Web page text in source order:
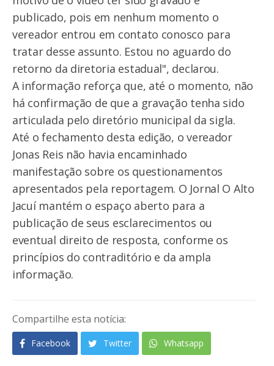
publicado, pois em nenhum momento o
vereador entrou em contato conosco para
tratar desse assunto. Estou no aguardo do
retorno da diretoria estadual", declarou.
A informação reforça que, até o momento, não
há confirmação de que a gravação tenha sido
articulada pelo diretório municipal da sigla.
Até o fechamento desta edição, o vereador
Jonas Reis não havia encaminhado
manifestação sobre os questionamentos
apresentados pela reportagem. O Jornal O Alto
Jacuí mantém o espaço aberto para a
publicação de seus esclarecimentos ou
eventual direito de resposta, conforme os
princípios do contraditório e da ampla
informação.
Compartilhe esta notícia:
Facebook Twitter Whatsapp